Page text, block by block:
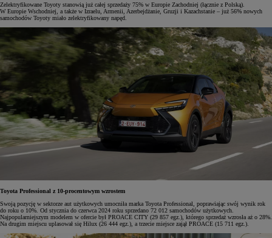
Zelektryfikowane Toyoty stanowią już całej sprzedaży 75% w Europie Zachodniej (łącznie z Polską).
W Europie Wschodniej, a także w Izraelu, Armenii, Azerbejdżanie, Gruzji i Kazachstanie – już 56% nowych
samochodów Toyoty miało zelektryfikowany napęd.
Toyota Professional z 10-procentowym wzrostem
Swoją pozycję w sektorze aut użytkowych umocniła marka Toyota Professional, poprawiając swój wynik rok
do roku o 10%. Od stycznia do czerwca 2024 roku sprzedano 72 012 samochodów użytkowych.
Najpopularniejszym modelem w ofercie był PROACE CITY (29 857 egz.), którego sprzedaż wzrosła aż o 28%.
Na drugim miejscu uplasował się Hilux (26 444 egz.), a trzecie miejsce zajął PROACE (15 711 egz.).